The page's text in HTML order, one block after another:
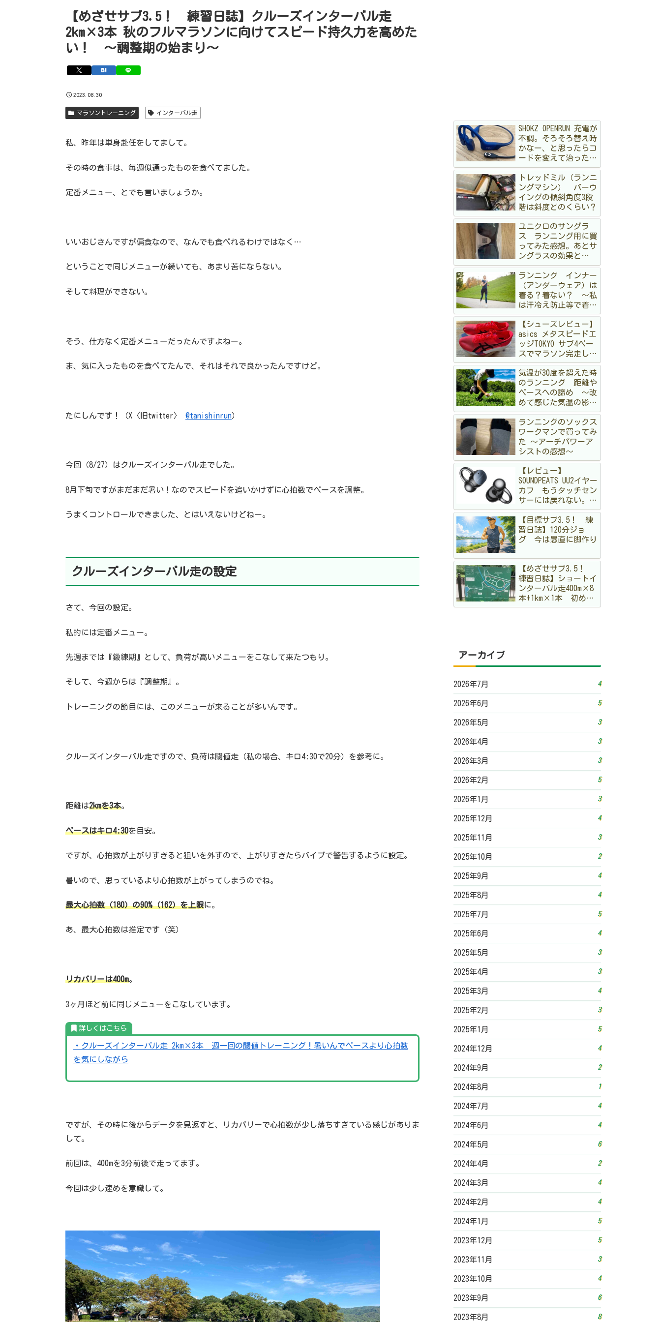
【めざせサブ3.5！ 練習日誌】クルーズインターバル走
2km×3本 秋のフルマラソンに向けてスピード持久力を高めた
い！ 〜調整期の始まり〜
2023.08.30
マラソントレーニング インターバル走
私、昨年は単身赴任をしてまして。
その時の食事は、毎週似通ったものを食べてました。
定番メニュー、とでも言いましょうか。
いいおじさんですが偏食なので、なんでも食べれるわけではなく…
ということで同じメニューが続いても、あまり苦にならない。
そして料理ができない。
そう、仕方なく定番メニューだったんですよねー。
ま、気に入ったものを食べてたんで、それはそれで良かったんですけど。
たにしんです！（X〈旧twitter〉 @tanishinrun）
今回（8/27）はクルーズインターバル走でした。
8月下旬ですがまだまだ暑い！なのでスピードを追いかけずに心拍数でペースを調整。
うまくコントロールできました、とはいえないけどねー。
クルーズインターバル走の設定
さて、今回の設定。
私的には定番メニュー。
先週までは『鍛練期』として、負荷が高いメニューをこなして来たつもり。
そして、今週からは『調整期』。
トレーニングの節目には、このメニューが来ることが多いんです。
クルーズインターバル走ですので、負荷は閾値走（私の場合、キロ4:30で20分）を参考に。
距離は2kmを3本。
ペースはキロ4:30を目安。
ですが、心拍数が上がりすぎると狙いを外すので、上がりすぎたらバイブで警告するように設定。
暑いので、思っているより心拍数が上がってしまうのでね。
最大心拍数（180）の90%（162）を上限に。
あ、最大心拍数は推定です（笑）
リカバリーは400m。
3ヶ月ほど前に同じメニューをこなしています。
詳しくはこちら
・クルーズインターバル走 2km×3本 週一回の閾値トレーニング！暑いんでペースより心拍数
を気にしながら
ですが、その時に後からデータを見返すと、リカバリーで心拍数が少し落ちすぎている感じがありま
して。
前回は、400mを3分前後で走ってます。
今回は少し速めを意識して。
SHOKZ OPENRUN 充電が
不調。そろそろ替え時
かなー、と思ったらコ
ードを変えて治ったハ
ナシ
トレッドミル（ランニ
ングマシン） バーウ
イングの傾斜角度3段
階は斜度どのくらい？
ユニクロのサングラ
ス ランニング用に買
ってみた感想。あとサ
ングラスの効果と
か 〜オークリーも持
ってるけど〜
ランニング インナー
（アンダーウェア）は
着る？着ない？ 〜私
は汗冷え防止等で着る
派です〜
【シューズレビュー】
asics メタスピードエ
ッジTOKYO サブ4ペー
スでマラソン完走して
みた
気温が30度を超えた時
のランニング 距離や
ペースへの諦め 〜改
めて感じた気温の影
響〜
ランニングのソックス
ワークマンで買ってみ
た 〜アーチパワーア
シストの感想〜
【レビュー】
SOUNDPEATS UU2イヤー
カフ もうタッチセン
サーには戻れない。走
る私が「物理ボタン」
に狂喜乱舞した理由
【目標サブ3.5！ 練
習日誌】120分ジョ
グ 今は愚直に脚作り
【めざせサブ3.5！
練習日誌】ショートイ
ンターバル走400m×8
本+1km×1本 初めて
のメニュー。まだ手探
アーカイブ
2026年7月 4
2026年6月 5
2026年5月 3
2026年4月 3
2026年3月 3
2026年2月 5
2026年1月 3
2025年12月 4
2025年11月 3
2025年10月 2
2025年9月 4
2025年8月 4
2025年7月 5
2025年6月 4
2025年5月 3
2025年4月 3
2025年3月 4
2025年2月 3
2025年1月 5
2024年12月 4
2024年9月 2
2024年8月 1
2024年7月 4
2024年6月 4
2024年5月 6
2024年4月 2
2024年3月 4
2024年2月 4
2024年1月 5
2023年12月 5
2023年11月 3
2023年10月 4
2023年9月 6
2023年8月 8